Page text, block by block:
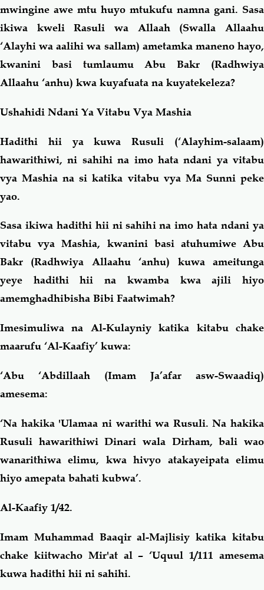
mwingine awe mtu huyo mtukufu namna gani. Sasa
ikiwa kweli Rasuli wa Allaah (Swalla Allaahu
‘Alayhi wa aalihi wa sallam) ametamka maneno hayo,
kwanini basi tumlaumu Abu Bakr (Radhwiya
Allaahu ‘anhu) kwa kuyafuata na kuyatekeleza?
Ushahidi Ndani Ya Vitabu Vya Mashia
Hadithi hii ya kuwa Rusuli (‘Alayhim-salaam)
hawarithiwi, ni sahihi na imo hata ndani ya vitabu
vya Mashia na si katika vitabu vya Ma Sunni peke
yao.
Sasa ikiwa hadithi hii ni sahihi na imo hata ndani ya
vitabu vya Mashia, kwanini basi atuhumiwe Abu
Bakr (Radhwiya Allaahu ‘anhu) kuwa ameitunga
yeye hadithi hii na kwamba kwa ajili hiyo
amemghadhibisha Bibi Faatwimah?
Imesimuliwa na Al-Kulayniy katika kitabu chake
maarufu ‘Al-Kaafiy’ kuwa:
‘Abu ‘Abdillaah (Imam Ja’afar asw-Swaadiq)
amesema:
‘Na hakika 'Ulamaa ni warithi wa Rusuli. Na hakika
Rusuli hawarithiwi Dinari wala Dirham, bali wao
wanarithiwa elimu, kwa hivyo atakayeipata elimu
hiyo amepata bahati kubwa’.
Al-Kaafiy 1/42.
Imam Muhammad Baaqir al-Majlisiy katika kitabu
chake kiitwacho Mir'at al – ‘Uquul 1/111 amesema
kuwa hadithi hii ni sahihi.